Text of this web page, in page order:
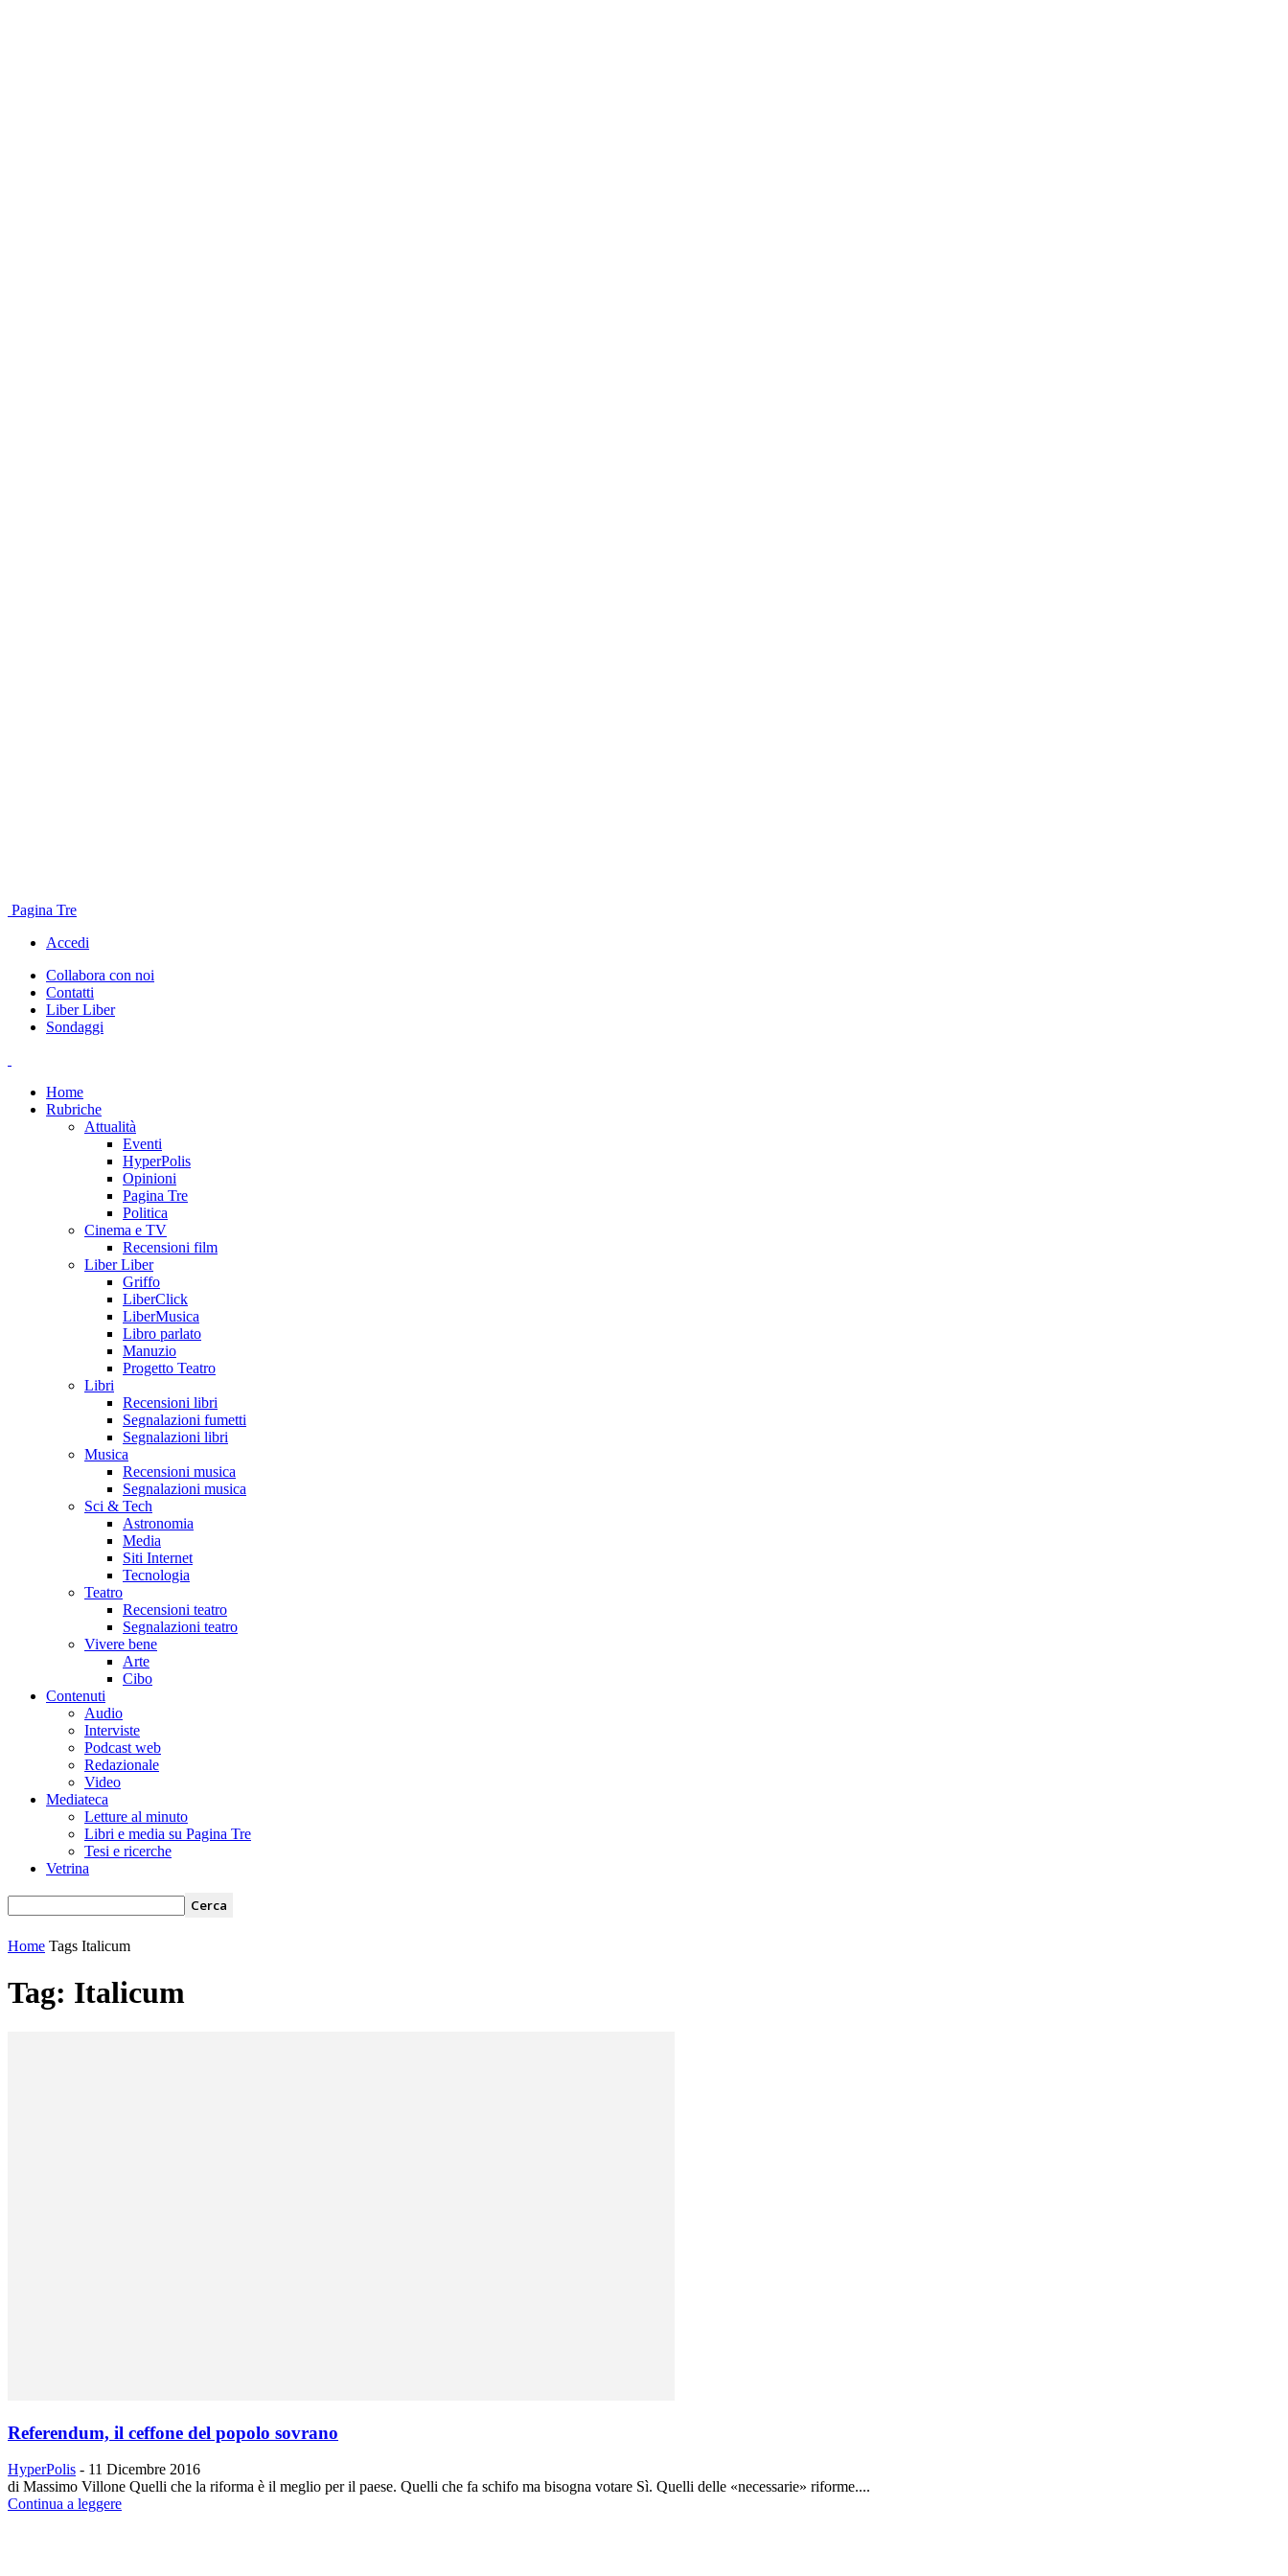
Pagina Tre
Accedi
Collabora con noi
Contatti
Liber Liber
Sondaggi
Home
Rubriche
Attualità
Eventi
HyperPolis
Opinioni
Pagina Tre
Politica
Cinema e TV
Recensioni film
Liber Liber
Griffo
LiberClick
LiberMusica
Libro parlato
Manuzio
Progetto Teatro
Libri
Recensioni libri
Segnalazioni fumetti
Segnalazioni libri
Musica
Recensioni musica
Segnalazioni musica
Sci & Tech
Astronomia
Media
Siti Internet
Tecnologia
Teatro
Recensioni teatro
Segnalazioni teatro
Vivere bene
Arte
Cibo
Contenuti
Audio
Interviste
Podcast web
Redazionale
Video
Mediateca
Letture al minuto
Libri e media su Pagina Tre
Tesi e ricerche
Vetrina
Home Tags Italicum
Tag: Italicum
Referendum, il ceffone del popolo sovrano
HyperPolis - 11 Dicembre 2016
di Massimo Villone Quelli che la riforma è il meglio per il paese. Quelli che fa schifo ma bisogna votare Sì. Quelli delle «necessarie» riforme....
Continua a leggere